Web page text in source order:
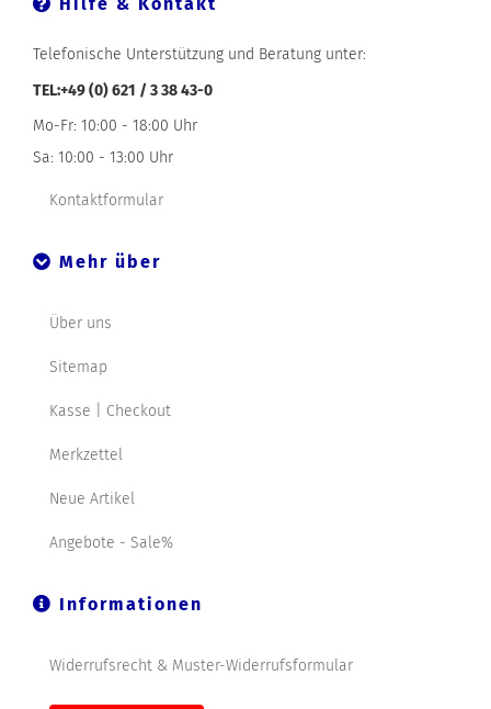
Telefonische Unterstützung und Beratung unter:
TEL:+49 (0) 621 / 3 38 43-0
Mo-Fr: 10:00 - 18:00 Uhr
Sa: 10:00 - 13:00 Uhr
Kontaktformular
Mehr über
Über uns
Sitemap
Kasse | Checkout
Merkzettel
Neue Artikel
Angebote - Sale%
Informationen
Widerrufsrecht & Muster-Widerrufsformular